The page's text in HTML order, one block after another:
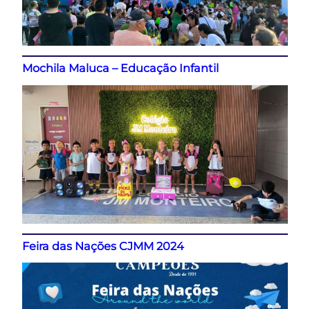
Mochila Maluca – Educação Infantil
Feira das Nações CJMM 2024